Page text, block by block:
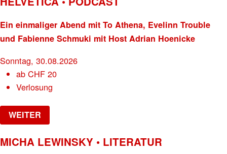
Ein einmaliger Abend mit To Athena, Evelinn Trouble
und Fabienne Schmuki mit Host Adrian Hoenicke
Sonntag, 30.08.2026
abCHF 20
Verlosung
WEITER
MICHA LEWINSKY • LITERATUR